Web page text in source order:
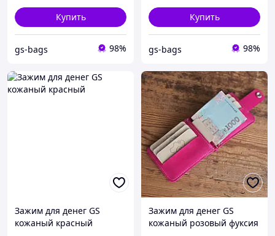
Купить
gs-bags 98%
Купить
gs-bags 98%
Зажим для денег GS
кожаный красный
Зажим для денег GS
кожаный розовый фуксия